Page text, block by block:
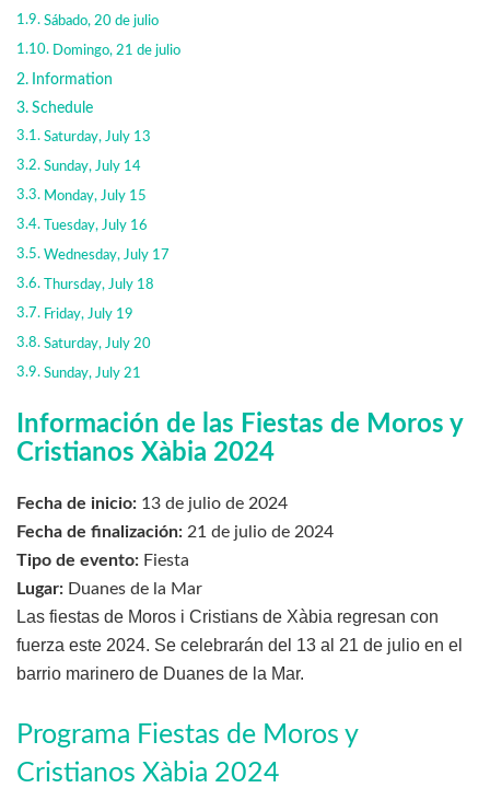
Sábado, 20 de julio
Domingo, 21 de julio
Information
Schedule
Saturday, July 13
Sunday, July 14
Monday, July 15
Tuesday, July 16
Wednesday, July 17
Thursday, July 18
Friday, July 19
Saturday, July 20
Sunday, July 21
Información de las Fiestas de Moros y
Cristianos Xàbia 2024
Fecha de inicio: 13 de julio de 2024
Fecha de finalización: 21 de julio de 2024
Tipo de evento: Fiesta
Lugar: Duanes de la Mar
Las fiestas de Moros i Cristians de Xàbia regresan con
fuerza este 2024. Se celebrarán del 13 al 21 de julio en el
barrio marinero de Duanes de la Mar.
Programa Fiestas de Moros y
Cristianos Xàbia 2024